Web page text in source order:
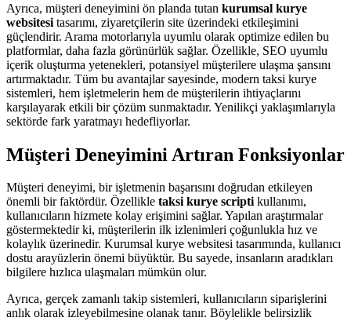
Ayrıca, müşteri deneyimini ön planda tutan kurumsal kurye
websitesi tasarımı, ziyaretçilerin site üzerindeki etkileşimini
güçlendirir. Arama motorlarıyla uyumlu olarak optimize edilen bu
platformlar, daha fazla görünürlük sağlar. Özellikle, SEO uyumlu
içerik oluşturma yetenekleri, potansiyel müşterilere ulaşma şansını
artırmaktadır. Tüm bu avantajlar sayesinde, modern taksi kurye
sistemleri, hem işletmelerin hem de müşterilerin ihtiyaçlarını
karşılayarak etkili bir çözüm sunmaktadır. Yenilikçi yaklaşımlarıyla
sektörde fark yaratmayı hedefliyorlar.
Müşteri Deneyimini Artıran Fonksiyonlar
Müşteri deneyimi, bir işletmenin başarısını doğrudan etkileyen
önemli bir faktördür. Özellikle taksi kurye scriptikullanımı,
kullanıcıların hizmete kolay erişimini sağlar. Yapılan araştırmalar
göstermektedir ki, müşterilerin ilk izlenimleri çoğunlukla hız ve
kolaylık üzerinedir. Kurumsal kurye websitesi tasarımında, kullanıcı
dostu arayüzlerin önemi büyüktür. Bu sayede, insanların aradıkları
bilgilere hızlıca ulaşmaları mümkün olur.
Ayrıca, gerçek zamanlı takip sistemleri, kullanıcıların siparişlerini
anlık olarak izleyebilmesine olanak tanır. Böylelikle belirsizlik